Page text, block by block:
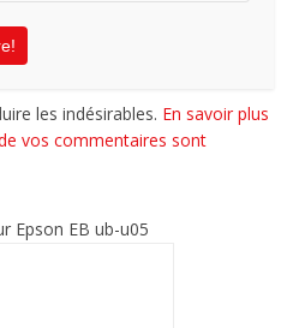
les indésirables. En savoir plus
vos commentaires sont
Epson EB ub-u05